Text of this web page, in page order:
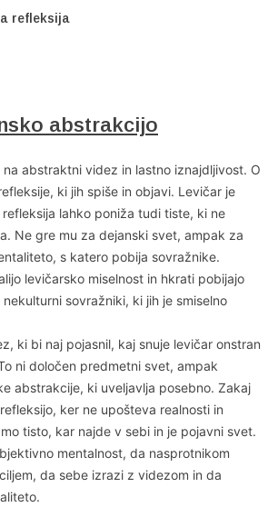
refleksija
abstrakcijo
abstraktni videz in lastno iznajdljivost. O
ki jih spiše in objavi. Levičar je
lahko poniža tudi tiste, ki ne
Ne gre mu za dejanski svet, ampak za
s katero pobija sovražnike.
levičarsko miselnost in hkrati pobijajo
sovražniki, ki jih je smiselno
ki bi naj pojasnil, kaj snuje levičar onstran
ni določen predmetni svet, ampak
abstrakcije, ki uveljavlja posebno. Zakaj
ker ne upošteva realnosti in
tisto, kar najde v sebi in je pojavni svet.
mentalnost, da nasprotnikom
da sebe izrazi z videzom in da